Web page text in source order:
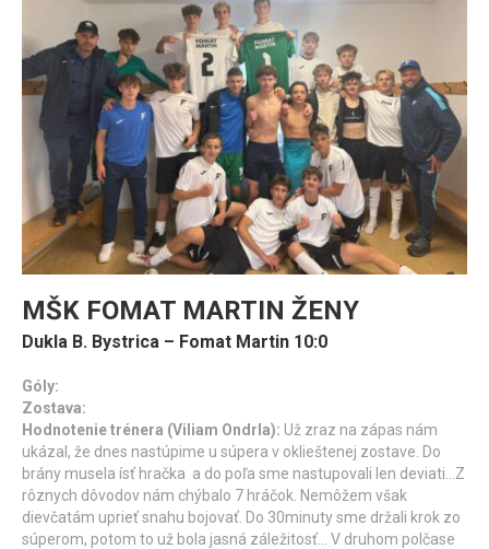
MŠK FOMAT MARTIN ŽENY
Dukla B. Bystrica – Fomat Martin 10:0
Góly:
Zostava:
Hodnotenie trénera (Viliam Ondrla): Už zraz na zápas nám
ukázal, že dnes nastúpime u súpera v oklieštenej zostave. Do
brány musela ísť hračka a do poľa sme nastupovali len deviati…Z
rôznych dôvodov nám chýbalo 7 hráčok. Nemôžem však
dievčatám uprieť snahu bojovať. Do 30minuty sme držali krok zo
súperom, potom to už bola jasná záležitosť… V druhom polčase